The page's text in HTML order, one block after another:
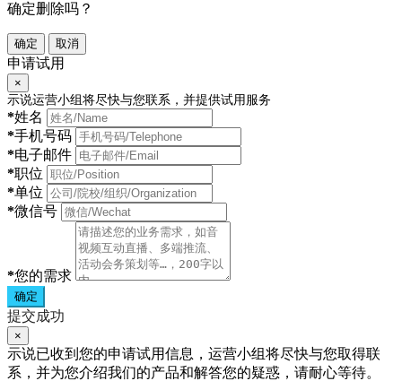
确定删除吗？
确定 取消
申请试用
×
示说运营小组将尽快与您联系，并提供试用服务
*姓名
*手机号码
*电子邮件
*职位
*单位
*微信号
*您的需求
确定
提交成功
×
示说已收到您的申请试用信息，运营小组将尽快与您取得联
系，并为您介绍我们的产品和解答您的疑惑，请耐心等待。